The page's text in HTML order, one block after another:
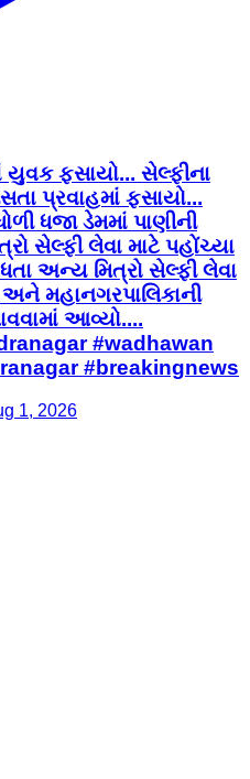
યુવક ફસાયો... સેલ્ફીના
પ્રવાહમાં ફસાયો...
ધજા ડેમમાં પાણીની
સેલ્ફી લેવા માટે પહોંચ્યા
અન્ય મિત્રો સેલ્ફી લેવા
મહાનગરપાલિકાની
આવ્યો....
#wadhawan
#breakingnews
1, 2026